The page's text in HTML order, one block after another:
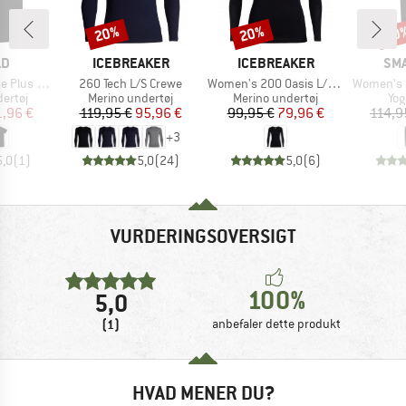
T-Shirt
pris
€
(1)
MÆRKE
ICEBREAKER
Artikel
260 Tech L/S Crewe
Produktgruppe
Merino undertøj
Pris
119,95 €Nedsat pris
95,96 €
+3
5,0(24)
Rabat
20%
MÆRKE
ICEBREAKER
Artikel
Women's 200 Oasis L/S Scoop
Produktgruppe
Merino undertøj
Pris
99,95 €Nedsat pris
79,96 €
5,0(6)
Rabat
20%
Artikel
Women's Merino
VURDERINGSOVERSIGT
5,0
(1)
100%
anbefaler dette produkt
HVAD MENER DU?